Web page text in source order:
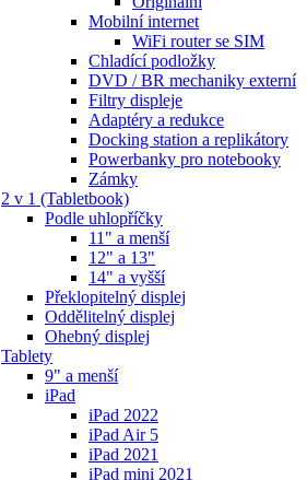
Mobilní internet
WiFi router se SIM
Chladící podložky
DVD / BR mechaniky externí
Filtry displeje
Adaptéry a redukce
Docking station a replikátory
Powerbanky pro notebooky
Zámky
2 v 1 (Tabletbook)
Podle uhlopříčky
11" a menší
12" a 13"
14" a vyšší
Překlopitelný displej
Oddělitelný displej
Ohebný displej
Tablety
9" a menší
iPad
iPad 2022
iPad Air 5
iPad 2021
iPad mini 2021